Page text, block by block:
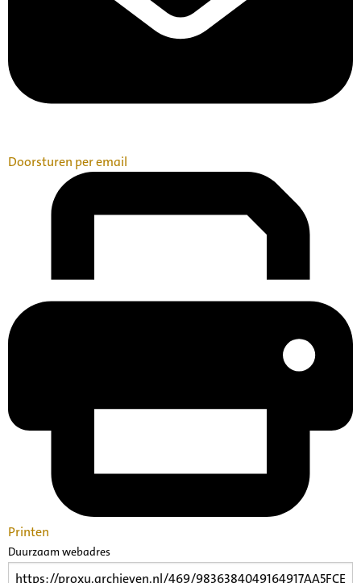
Doorsturen per email
Printen
Duurzaam webadres